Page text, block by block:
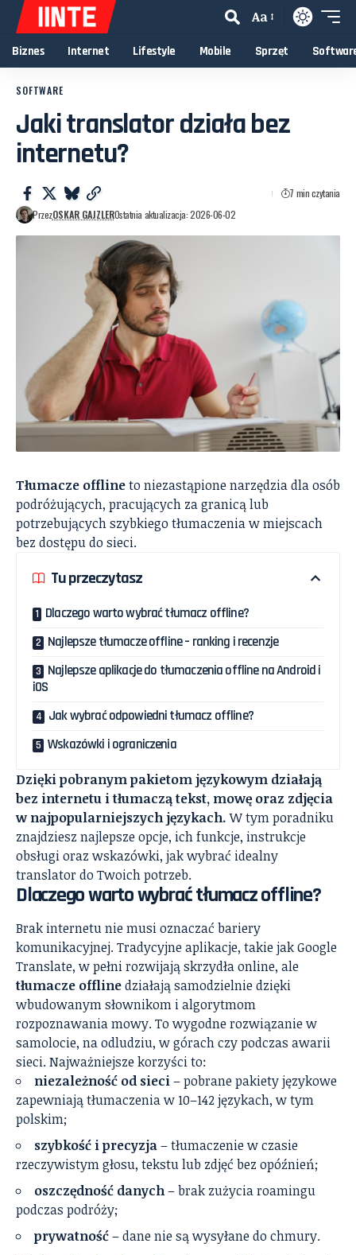
Aa
Biznes Internet Lifestyle Mobile Sprzęt
SOFTWARE
Jaki translator działa bez
internetu?
PrzezOSKAR GAJZLEROstatnia aktualizacja: 2026-06-02
7 min czytania
Tłumacze offlineto niezastąpione narzędzia dla osób
podróżujących, pracujących za granicą lub
potrzebujących szybkiego tłumaczenia w miejscach
bez dostępu do sieci.
Tu przeczytasz
Dlaczego warto wybrać tłumacz offline?
Najlepsze tłumacze offline – ranking i recenzje
Najlepsze aplikacje do tłumaczenia offline na Android i
iOS
Jak wybrać odpowiedni tłumacz offline?
Wskazówki i ograniczenia
Dzięki pobranym pakietom językowym działają
bez internetu i tłumaczą tekst, mowę oraz zdjęcia
w najpopularniejszych językach.W tym poradniku
znajdziesz najlepsze opcje, ich funkcje, instrukcje
obsługi oraz wskazówki, jak wybrać idealny
translator do Twoich potrzeb.
Dlaczego warto wybrać tłumacz offline?
Brak internetu nie musi oznaczać bariery
komunikacyjnej. Tradycyjne aplikacje, takie jak Google
Translate, w pełni rozwijają skrzydła online, ale
tłumacze offlinedziałają samodzielnie dzięki
wbudowanym słownikom i algorytmom
rozpoznawania mowy. To wygodne rozwiązanie w
samolocie, na odludziu, w górach czy podczas awarii
sieci. Najważniejsze korzyści to:
niezależność od sieci– pobrane pakiety językowe
zapewniają tłumaczenia w 10–142 językach, w tym
polskim;
szybkość i precyzja– tłumaczenie w czasie
rzeczywistym głosu, tekstu lub zdjęć bez opóźnień;
oszczędność danych– brak zużycia roamingu
podczas podróży;
prywatność– dane nie są wysyłane do chmury.